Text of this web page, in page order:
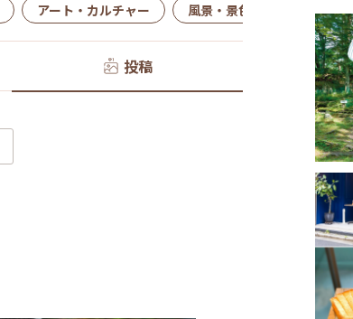
アート・カルチャー 風景・景色 名所・旧跡
投稿